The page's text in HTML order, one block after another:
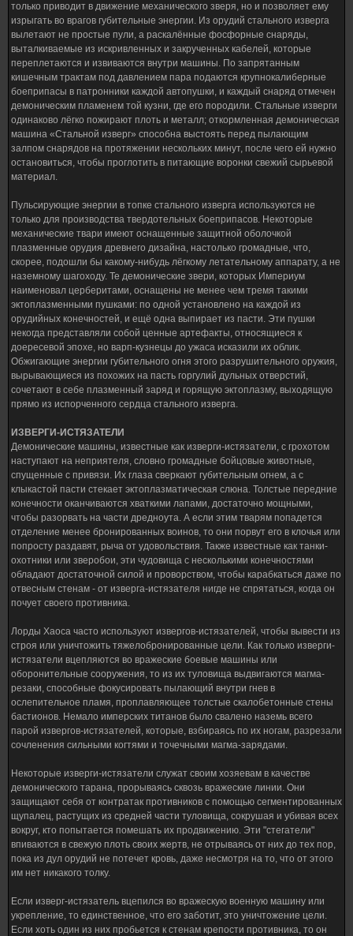
только приводит в движение механического зверя, но и позволяет ему
изрыгать во врагов губительные энергии. Из орудий стального изверга
вылетают не простые пули, а раскалённые фосфорные снаряды,
выталкиваемые из искривленных и закрученных кабелей, которые
переплетаются и извиваются внутри машины. По запрятанным
кишечным трактам под давлением пара подаются крупнокалиберные
боеприпасы в патронники каждой автопушки, и каждый снаряд отмечен
демоническим пламенем той кузни, где его породили. Стальные изверги
одинаково лёгко пожирают плоть и металл; откормленная демоническая
машина «Стальной изверг» способна выстоять перед пылающим
залпом снарядов на протяжении нескольких минут, после чего ей нужно
остановиться, чтобы проглотить в питающие воронки свежий сырьевой
материал.
Пульсирующие энергии в топке стального изверга используются не
только для производства твердотельных боеприпасов. Некоторые
механические твари имеют оснащенные защитной оболочкой
плазменные орудия древнего дизайна, настолько громадные, что,
скорее, подошли бы какому-нибудь лёгкому летательному аппарату, а не
наземному шагоходу. Те демонические звери, которых Империум
наименовал церберитами, оснащены не менее чем тремя такими
эктоплазменными пушками: по одной установлено на каждой из
орудийных конечностей, и ещё одна выпирает из пасти. Эти пушки
некогда представляли собой ценные артефакты, относящиеся к
доересевой эпохе, но варп-кузнецы до ужаса исказили их облик.
Обжигающие энергии губительного огня этого разрушительного оружия,
вырывающиеся из похожих на пасть горгулий дульных отверстий,
сочетают в себе плазменный заряд и горящую эктоплазму, выходящую
прямо из испорченного сердца стального изверга.
ИЗВЕРГИ-ИСТЯЗАТЕЛИ
Демонические машины, известные как изверги-истязатели, с грохотом
наступают на неприятеля, словно громадные бойцовые животные,
спущенные с привязи. Их глаза сверкают губительным огнем, а с
клыкастой пасти стекает эктоплазматическая слюна. Толстые передние
конечности оканчиваются хваткими лапами, достаточно мощными,
чтобы разорвать на части дредноута. А если этим тварям попадется
отделение менее бронированных воинов, то они порвут его в клочья или
попросту раздавят, рыча от удовольствия. Также известные как танки-
охотники или зверобои, эти чудовища с несколькими конечностями
обладают достаточной силой и проворством, чтобы карабкаться даже по
отвесным стенам - от изверга-истязателя нигде не спрятаться, когда он
почует своего противника.
Лорды Хаоса часто используют извергов-истязателей, чтобы вывести из
строя или уничтожить тяжелобронированные цели. Как только изверги-
истязатели вцепляются во вражеские боевые машины или
оборонительные сооружения, то из их туловища выдвигаются магма-
резаки, способные фокусировать пылающий внутри гнев в
ослепительное пламя, проплавляющее толстые скалобетонные стены
бастионов. Немало имперских титанов было свалено наземь всего
парой извергов-истязателей, которые, взбираясь по их ногам, разрезали
сочленения сильными когтями и точечными магма-зарядами.
Некоторые изверги-истязатели служат своим хозяевам в качестве
демонического тарана, прорываясь сквозь вражеские линии. Они
защищают себя от контратак противников с помощью сегментированных
щупалец, растущих из средней части туловища, сокрушая и убивая всех
вокруг, кто попытается помешать их продвижению. Эти "стегатели"
впиваются в свежую плоть своих жертв, не отрываясь от них до тех пор,
пока из дул орудий не потечет кровь, даже несмотря на то, что от этого
им нет никакого толку.
Если изверг-истязатель вцепился во вражескую военную машину или
укрепление, то единственное, что его заботит, это уничтожение цели.
Если хоть один из них пробьется к стенам крепости противника, то он